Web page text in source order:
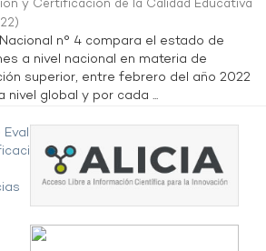
y Certificación de la Calidad Educativa
)
n° 4 compara el estado de
a nivel nacional en materia de
superior, entre febrero del año 2022
nivel global y por cada ...
de la